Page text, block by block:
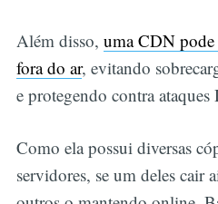
Além disso, uma CDN pode
fora do ar, evitando
e protegendo contra
Como ela possui diversas
servidores, se um deles cair